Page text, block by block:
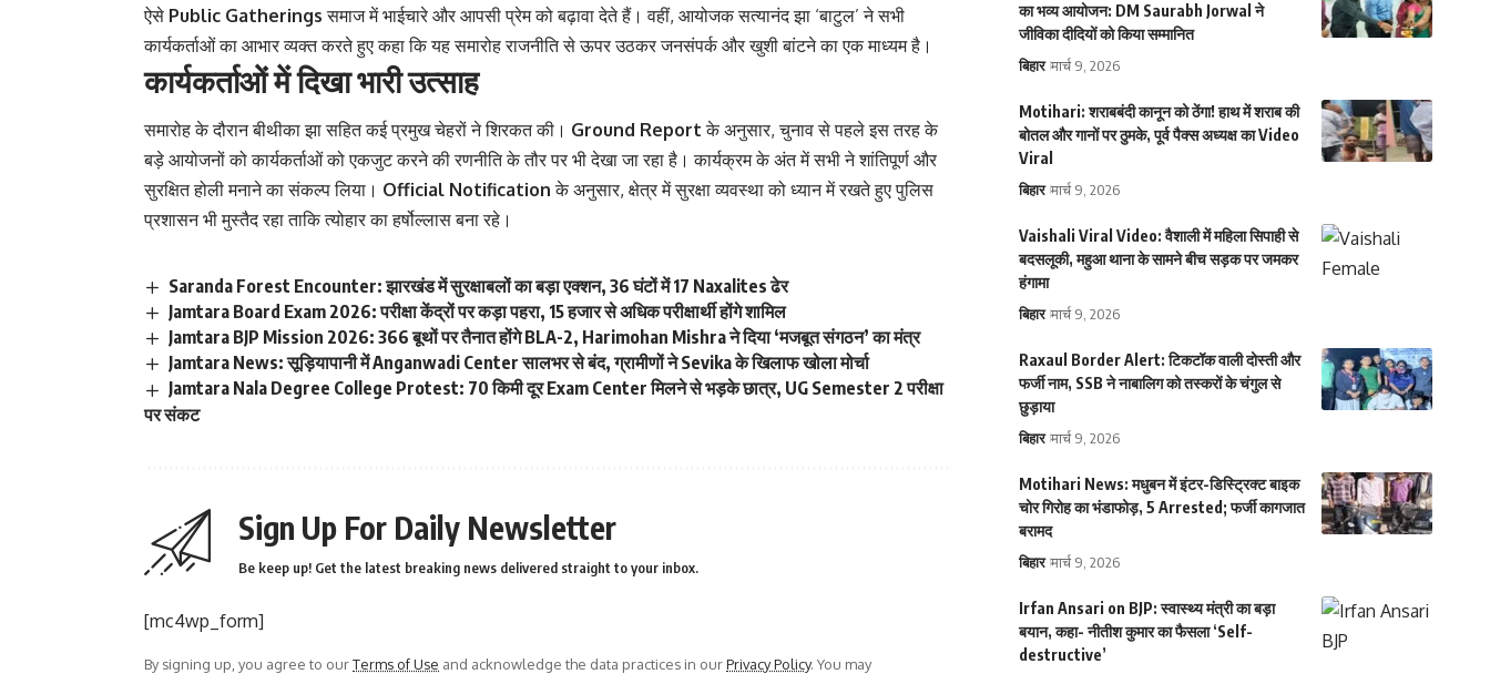
ऐसे Public Gatherings समाज में भाईचारे और आपसी प्रेम को बढ़ावा देते हैं। वहीं, आयोजक सत्यानंद झा ‘बाटुल’ ने सभी
कार्यकर्ताओं का आभार व्यक्त करते हुए कहा कि यह समारोह राजनीति से ऊपर उठकर जनसंपर्क और खुशी बांटने का एक माध्यम है।
कार्यकर्ताओं में दिखा भारी उत्साह
समारोह के दौरान बीथीका झा सहित कई प्रमुख चेहरों ने शिरकत की। Ground Report के अनुसार, चुनाव से पहले इस तरह के
बड़े आयोजनों को कार्यकर्ताओं को एकजुट करने की रणनीति के तौर पर भी देखा जा रहा है। कार्यक्रम के अंत में सभी ने शांतिपूर्ण और
सुरक्षित होली मनाने का संकल्प लिया। Official Notification के अनुसार, क्षेत्र में सुरक्षा व्यवस्था को ध्यान में रखते हुए पुलिस
प्रशासन भी मुस्तैद रहा ताकि त्योहार का हर्षोल्लास बना रहे।
Saranda Forest Encounter: झारखंड में सुरक्षाबलों का बड़ा एक्शन, 36 घंटों में 17 Naxalites ढेर
Jamtara Board Exam 2026: परीक्षा केंद्रों पर कड़ा पहरा, 15 हजार से अधिक परीक्षार्थी होंगे शामिल
Jamtara BJP Mission 2026: 366 बूथों पर तैनात होंगे BLA-2, Harimohan Mishra ने दिया ‘मजबूत संगठन’ का मंत्र
Jamtara News: सूड़ियापानी में Anganwadi Center सालभर से बंद, ग्रामीणों ने Sevika के खिलाफ खोला मोर्चा
Jamtara Nala Degree College Protest: 70 किमी दूर Exam Center मिलने से भड़के छात्र, UG Semester 2 परीक्षा
पर संकट
Sign Up For Daily Newsletter
Be keep up! Get the latest breaking news delivered straight to your inbox.
[mc4wp_form]
By signing up, you agree to ourTerms of Use and acknowledge the data practices in ourPrivacy Policy. You may
का भव्य आयोजन: DM Saurabh Jorwal ने
जीविका दीदियों को किया सम्मानित
बिहार मार्च 9, 2026
Motihari: शराबबंदी कानून को ठेंगा! हाथ में शराब की
बोतल और गानों पर ठुमके, पूर्व पैक्स अध्यक्ष का Video
Viral
बिहार मार्च 9, 2026
Vaishali Viral Video: वैशाली में महिला सिपाही से
बदसलूकी, महुआ थाना के सामने बीच सड़क पर जमकर
हंगामा
बिहार मार्च 9, 2026
Raxaul Border Alert: टिकटॉक वाली दोस्ती और
फर्जी नाम, SSB ने नाबालिग को तस्करों के चंगुल से
छुड़ाया
बिहार मार्च 9, 2026
Motihari News: मधुबन में इंटर-डिस्ट्रिक्ट बाइक
चोर गिरोह का भंडाफोड़, 5 Arrested; फर्जी कागजात
बरामद
बिहार मार्च 9, 2026
Irfan Ansari on BJP: स्वास्थ्य मंत्री का बड़ा
बयान, कहा- नीतीश कुमार का फैसला ‘Self-
destructive’